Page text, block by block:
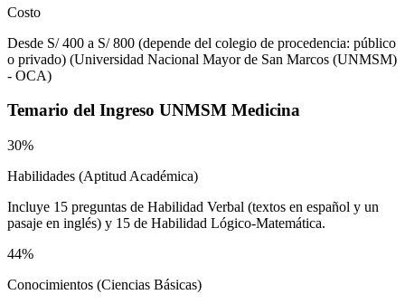
Costo
Desde S/ 400 a S/ 800 (depende del colegio de procedencia: público
o privado) (Universidad Nacional Mayor de San Marcos (UNMSM)
- OCA)
Temario del Ingreso UNMSM Medicina
30%
Habilidades (Aptitud Académica)
Incluye 15 preguntas de Habilidad Verbal (textos en español y un
pasaje en inglés) y 15 de Habilidad Lógico-Matemática.
44%
Conocimientos (Ciencias Básicas)